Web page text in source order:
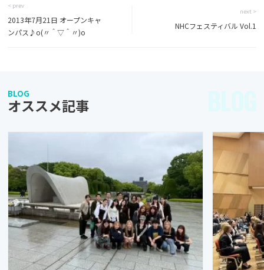
< prev
2013年7月21日 オープンキャ
ンパス♪o(〃＾▽＾〃)o
next >
NHCフェスティバル Vol.1
BLOG
オススメ記事